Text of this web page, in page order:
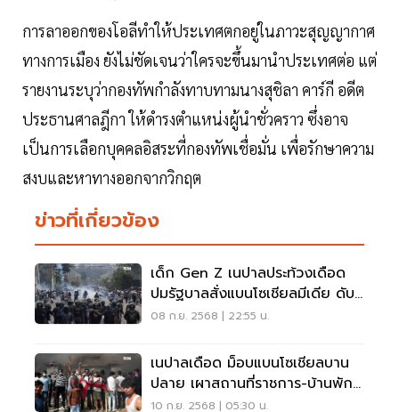
การลาออกของโอลีทำให้ประเทศตกอยู่ในภาวะสุญญากาศ
ทางการเมือง ยังไม่ชัดเจนว่าใครจะขึ้นมานำประเทศต่อ แต่
รายงานระบุว่ากองทัพกำลังทาบทามนางสุชิลา คาร์กี อดีต
ประธานศาลฎีกา ให้ดำรงตำแหน่งผู้นำชั่วคราว ซึ่งอาจ
เป็นการเลือกบุคคลอิสระที่กองทัพเชื่อมั่น เพื่อรักษาความ
สงบและหาทางออกจากวิกฤต
ข่าวที่เกี่ยวข้อง
เด็ก Gen Z เนปาลประท้วงเดือด
ปมรัฐบาลสั่งแบนโซเชียลมีเดีย ดับ
แล้ว 19 ราย
08 ก.ย. 2568 | 22:55 น.
เนปาลเดือด ม็อบแบนโซเชียลบาน
ปลาย เผาสถานที่ราชการ-บ้านพัก
นักการเมือง
10 ก.ย. 2568 | 05:30 น.